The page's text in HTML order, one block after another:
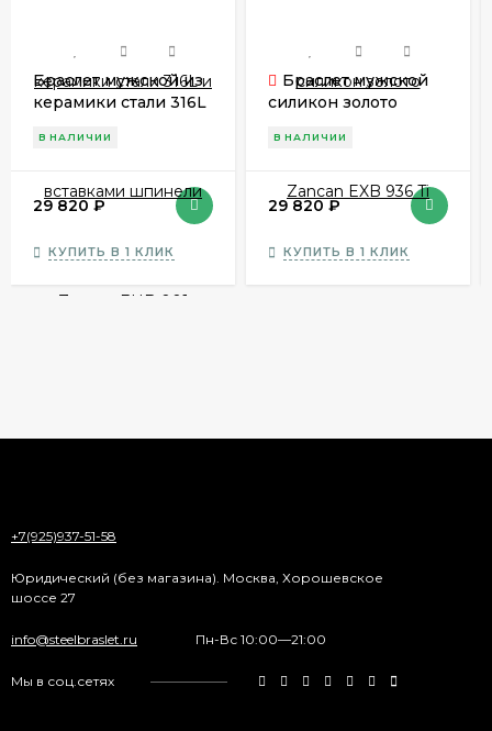
Браслет мужской из
керамики стали 316L
шпинели Zancan
В НАЛИЧИИ
29 820₽
КУПИТЬ В 1 КЛИК
Браслет мужской
силикон золото
В НАЛИЧИИ
29 820₽
КУПИТЬ В 1 КЛИК
+7(925)937-51-58
Юридический (без магазина). Москва, Хорошевское
шоссе 27
info@steelbraslet.ru Пн-Вс 10:00—21:00
Мы в соц.сетях